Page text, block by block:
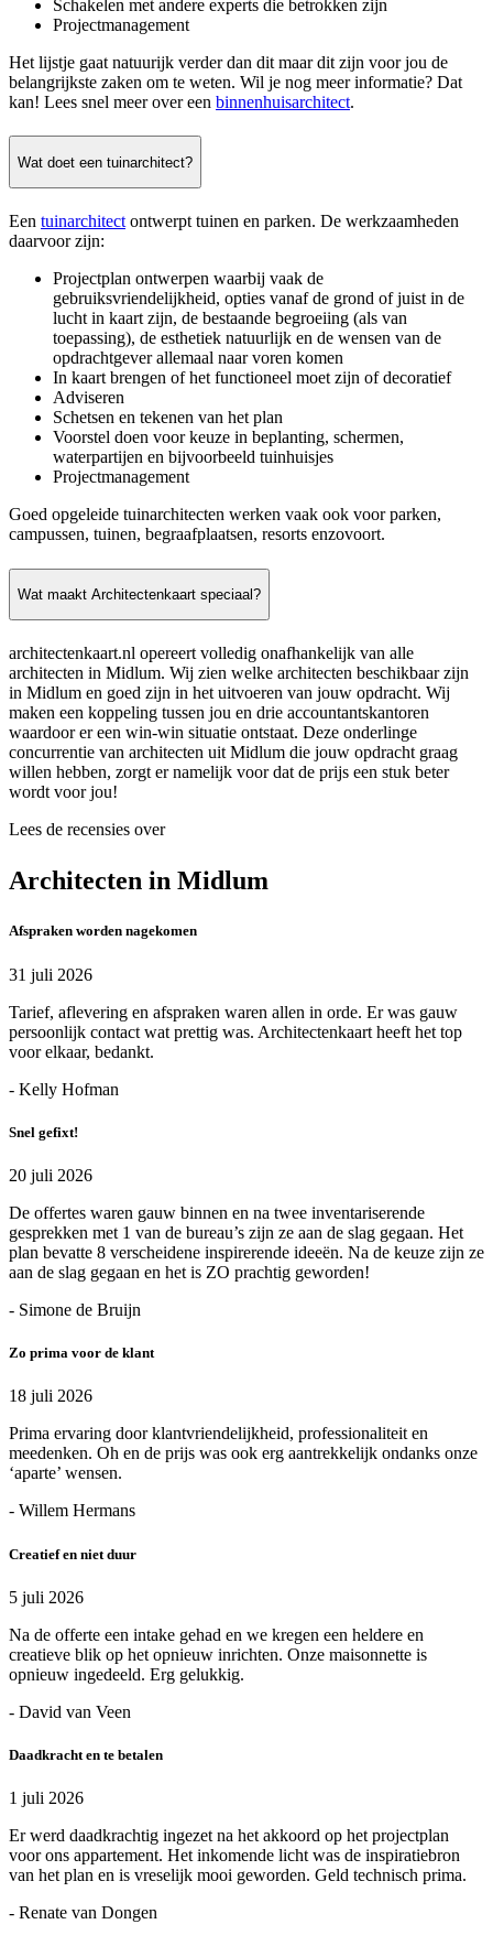
Schakelen met andere experts die betrokken zijn
Projectmanagement
Het lijstje gaat natuurijk verder dan dit maar dit zijn voor jou de
belangrijkste zaken om te weten. Wil je nog meer informatie? Dat
kan! Lees snel meer over een binnenhuisarchitect.
Wat doet een tuinarchitect?
Een tuinarchitect ontwerpt tuinen en parken. De werkzaamheden
daarvoor zijn:
Projectplan ontwerpen waarbij vaak de
gebruiksvriendelijkheid, opties vanaf de grond of juist in de
lucht in kaart zijn, de bestaande begroeiing (als van
toepassing), de esthetiek natuurlijk en de wensen van de
opdrachtgever allemaal naar voren komen
In kaart brengen of het functioneel moet zijn of decoratief
Adviseren
Schetsen en tekenen van het plan
Voorstel doen voor keuze in beplanting, schermen,
waterpartijen en bijvoorbeeld tuinhuisjes
Projectmanagement
Goed opgeleide tuinarchitecten werken vaak ook voor parken,
campussen, tuinen, begraafplaatsen, resorts enzovoort.
Wat maakt Architectenkaart speciaal?
architectenkaart.nl opereert volledig onafhankelijk van alle
architecten in Midlum. Wij zien welke architecten beschikbaar zijn
in Midlum en goed zijn in het uitvoeren van jouw opdracht. Wij
maken een koppeling tussen jou en drie accountantskantoren
waardoor er een win-win situatie ontstaat. Deze onderlinge
concurrentie van architecten uit Midlum die jouw opdracht graag
willen hebben, zorgt er namelijk voor dat de prijs een stuk beter
wordt voor jou!
Lees de recensies over
Architecten in Midlum
Afspraken worden nagekomen
31 juli 2026
Tarief, aflevering en afspraken waren allen in orde. Er was gauw
persoonlijk contact wat prettig was. Architectenkaart heeft het top
voor elkaar, bedankt.
- Kelly Hofman
Snel gefixt!
20 juli 2026
De offertes waren gauw binnen en na twee inventariserende
gesprekken met 1 van de bureau’s zijn ze aan de slag gegaan. Het
plan bevatte 8 verscheidene inspirerende ideeën. Na de keuze zijn ze
aan de slag gegaan en het is ZO prachtig geworden!
- Simone de Bruijn
Zo prima voor de klant
18 juli 2026
Prima ervaring door klantvriendelijkheid, professionaliteit en
meedenken. Oh en de prijs was ook erg aantrekkelijk ondanks onze
‘aparte’ wensen.
- Willem Hermans
Creatief en niet duur
5 juli 2026
Na de offerte een intake gehad en we kregen een heldere en
creatieve blik op het opnieuw inrichten. Onze maisonnette is
opnieuw ingedeeld. Erg gelukkig.
- David van Veen
Daadkracht en te betalen
1 juli 2026
Er werd daadkrachtig ingezet na het akkoord op het projectplan
voor ons appartement. Het inkomende licht was de inspiratiebron
van het plan en is vreselijk mooi geworden. Geld technisch prima.
- Renate van Dongen